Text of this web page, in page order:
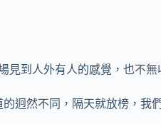
到人外有人的感覺，也不無
迥然不同，隔天就放榜，我